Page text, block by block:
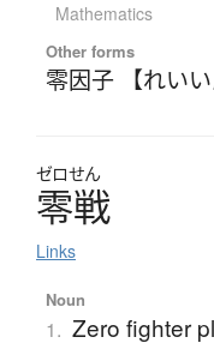
Mathematics
Other forms
零因子 【れいい
ゼロせん
零戦
Links
Noun
1. Zero fighter